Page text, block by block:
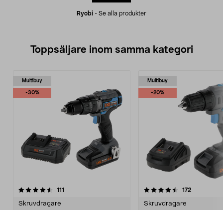
Ryobi - Se alla produkter
Toppsäljare inom samma kategori
Multibuy
-30%
111
Skruvdragare
Multibuy
-20%
4.5 av 5 stjärnor 172
Skruvdragare
4.5 av 5 stjärnor